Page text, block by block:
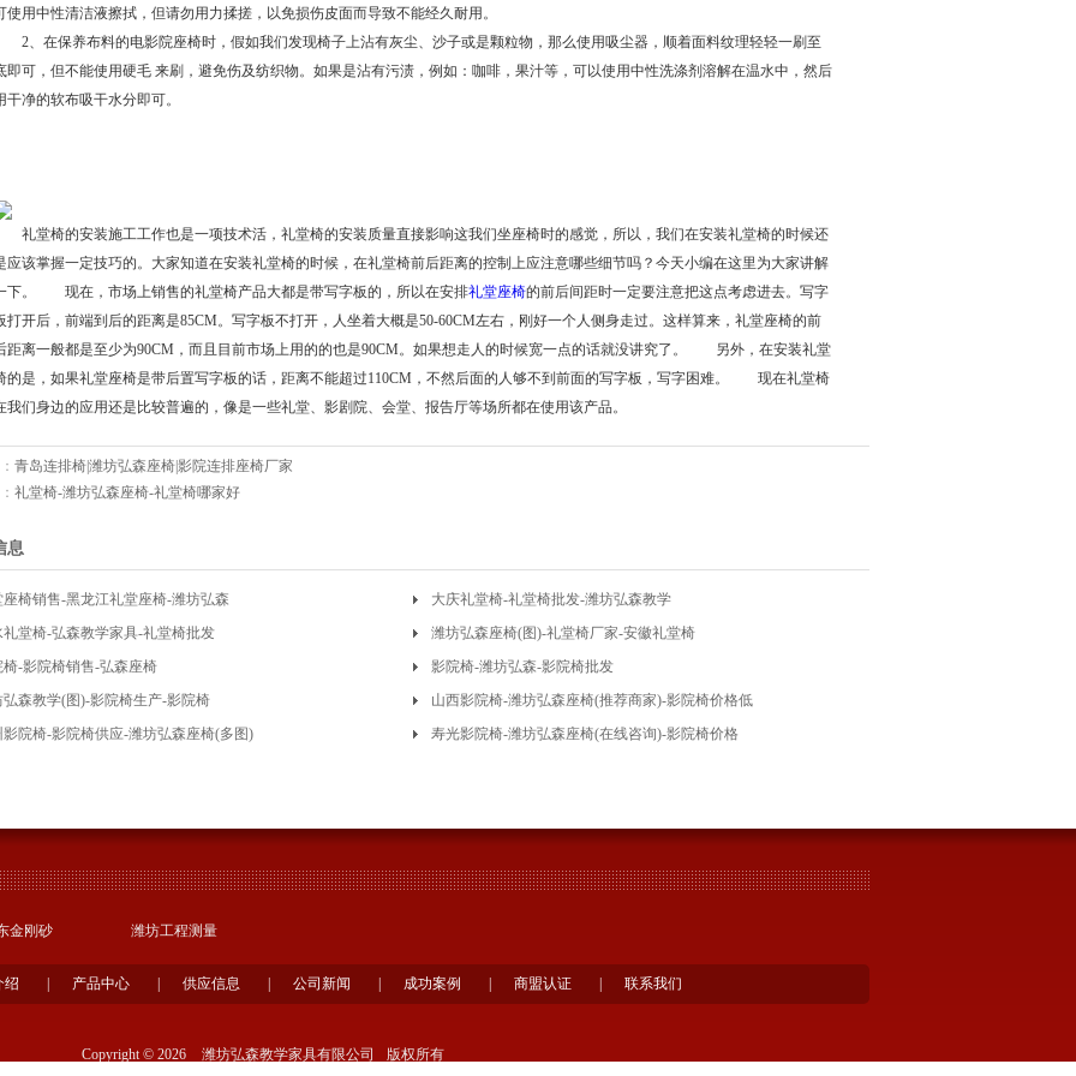
使用中性清洁液擦拭，但请勿用力揉搓，以免损伤皮面而导致不能经久耐用。
2、在保养布料的电影院座椅时，假如我们发现椅子上沾有灰尘、沙子或是颗粒物，那么使用吸尘器，顺着面料纹理轻轻一刷至
即可，但不能使用硬毛 来刷，避免伤及纺织物。如果是沾有污渍，例如：咖啡，果汁等，可以使用中性洗涤剂溶解在温水中，然后
干净的软布吸干水分即可。
礼堂椅的安装施工工作也是一项技术活，礼堂椅的安装质量直接影响这我们坐座椅时的感觉，所以，我们在安装礼堂椅的时候还
应该掌握一定技巧的。大家知道在安装礼堂椅的时候，在礼堂椅前后距离的控制上应注意哪些细节吗？今天小编在这里为大家讲解
下。 现在，市场上销售的礼堂椅产品大都是带写字板的，所以在安排礼堂座椅的前后间距时一定要注意把这点考虑进去。写字
打开后，前端到后的距离是85CM。写字板不打开，人坐着大概是50-60CM左右，刚好一个人侧身走过。这样算来，礼堂座椅的前
距离一般都是至少为90CM，而且目前市场上用的的也是90CM。如果想走人的时候宽一点的话就没讲究了。 另外，在安装礼堂
的是，如果礼堂座椅是带后置写字板的话，距离不能超过110CM，不然后面的人够不到前面的写字板，写字困难。 现在礼堂椅
我们身边的应用还是比较普遍的，像是一些礼堂、影剧院、会堂、报告厅等场所都在使用该产品。
青岛连排椅|潍坊弘森座椅|影院连排座椅厂家
礼堂椅-潍坊弘森座椅-礼堂椅哪家好
息
座椅销售-黑龙江礼堂座椅-潍坊弘森
大庆礼堂椅-礼堂椅批发-潍坊弘森教学
礼堂椅-弘森教学家具-礼堂椅批发
潍坊弘森座椅(图)-礼堂椅厂家-安徽礼堂椅
椅-影院椅销售-弘森座椅
影院椅-潍坊弘森-影院椅批发
弘森教学(图)-影院椅生产-影院椅
山西影院椅-潍坊弘森座椅(推荐商家)-影院椅价格低
影院椅-影院椅供应-潍坊弘森座椅(多图)
寿光影院椅-潍坊弘森座椅(在线咨询)-影院椅价格
金刚砂 潍坊工程测量
绍 产品中心 供应信息 公司新闻 成功案例 商盟认证 联系我们
Copyright © 2026 潍坊弘森教学家具有限公司
版权所有